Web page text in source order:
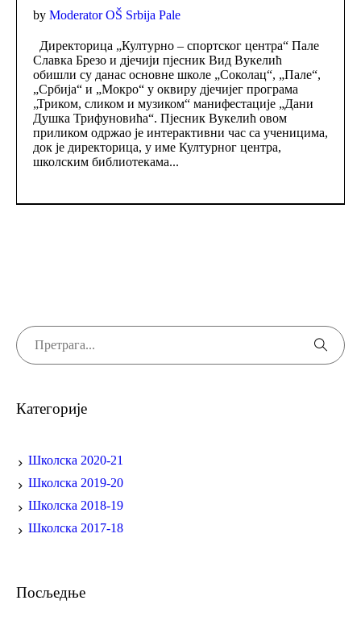
by Moderator OŠ Srbija Pale
Директорица „Културно – спортског центра“ Пале
Славка Брезо и дјечији пјесник Вид Вукелић
обишли су данас основне школе „Соколац“, „Пале“,
„Србија“ и „Мокро“ у оквиру дјечијег програма
„Триком, сликом и музиком“ манифестације „Дани
Душка Трифуновића“. Пјесник Вукелић овом
приликом одржао је интерактивни час са ученицима,
док је директорица, у име Културног центра,
школским библиотекама...
Категорије
Школска 2020-21
Школска 2019-20
Школска 2018-19
Школска 2017-18
Посљедње